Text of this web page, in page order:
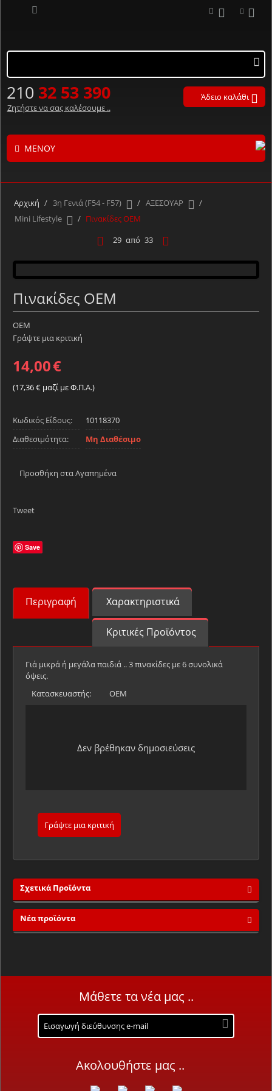
210 32 53 390
Ζητήστε να σας καλέσουμε ..
Άδειο καλάθι
ΜΕΝΟΎ
Μ
Ν Ξ Ο Π Ρ Σ Τ Υ
Αρχική / 3η Γενιά (F54 - F57) / ΑΞΕΣΟΥΑΡ
/
Mini Lifestyle
/ Πινακίδες OEM
29 από 33
Πινακίδες OEM
OEM
Γράψτε μια κριτική
14,00€
(17,36€ μαζί με Φ.Π.Α.)
Κωδικός Είδους:
10118370
Διαθεσιμότητα:
Μη Διαθέσιμο
Προσθήκη στα Αγαπημένα
Tweet
Save
Περιγραφή Χαρακτηριστικά
Κριτικές Προϊόντος
Γιά μικρά ή μεγάλα παιδιά .. 3 πινακίδες με 6 συνολικά
όψεις.
Κατασκευαστής:
OEM
Δεν βρέθηκαν δημοσιεύσεις
Γράψτε μια κριτική
Σχετικά Προϊόντα
Νέα προϊόντα
Μάθετε τα νέα μας ..
Ακολουθήστε μας ..